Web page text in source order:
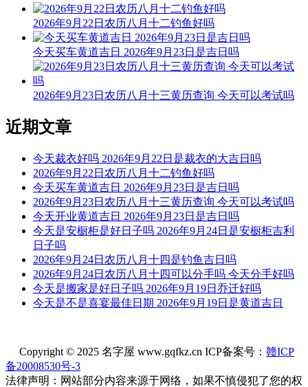
诗云：
危日登高及行船，尤恐险惊多不安；修造支柱宜行细，伤着人
命苦难言。
结婚联姻用之吉，子孙后代有余钱；安床作灶亦可用，不可动
土与开山。
根据该日的黄历信息分析可得，2026年7月27日为黄道日，黄
道日即是民间的黄道吉日， 吉日办事可一顺百顺，对事情有
着正向积极的促进作用，因此2026年7月27日可以安床，可以
选择2026年7月27日进行安床的事宜，云玥取名网祝您安床日
顺利。
每日五行穿衣指南
【大吉色】红色、紫色、粉色、橙红
被今天五行生。寓意容易得到贵人的帮助，事事顺心如意。人
【次吉色】绿色、青色、青绿、翠绿
与今天五行同。寓意幸运眷顾，做事顺利，有助于合作和谈判
2026年9月22日农历八月十二钓鱼好吗
今天买车黄道吉日 2026年9月23日是吉日吗
2026年9月23日农历八月十三黄历查询 今天可以考试吗
近期文章
今天裁衣好吗 2026年9月22日是裁衣的大吉日吗
2026年9月22日农历八月十二钓鱼好吗
今天买车黄道吉日 2026年9月23日是吉日吗
2026年9月23日农历八月十三黄历查询 今天可以考试吗
今天开业黄道吉日 2026年9月23日是吉日吗
今天是安橱柜是好日子吗 2026年9月24日是安橱柜吉利
日子吗
2026年9月24日农历八月十四是钓鱼吉日吗
2026年9月24日农历八月十四可以分手吗 今天分手好吗
今天是搬家是好日子吗 2026年9月19日乔迁好吗
今天是不是喜宴最佳日期 2026年9月19日是黄道吉日
Copyright © 2025 名字屋 www.gqfkz.cn ICP备案号： 赣ICP
备20008530号-3
法律声明：网站部分内容来源于网络，如果不慎侵犯了您的权